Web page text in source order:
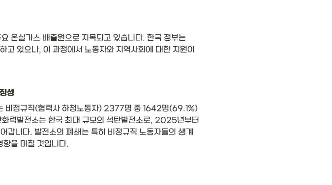
온실가스 배출원으로 지목되고 있습니다. 한국 정부는
있으나, 이 과정에서 노동자와 지역사회에 대한 지원이
성
정규직(협력사 하청노동자) 2377명 중 1642명(69.1%)
력발전소는 한국 최대 규모의 석탄발전소로, 2025년부터
니다. 발전소의 폐쇄는 특히 비정규직 노동자들의 생계
향을 미칠 것입니다.